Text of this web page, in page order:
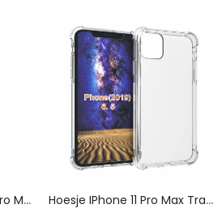
Leren Hoesje IPhone 11 Pro Max Wit Zwart Trendy Leereffect Hoesje IPhone 11 Pro Max Transparant Versterkte Hoeken